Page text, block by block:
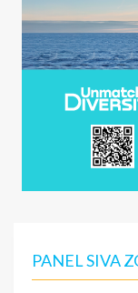
PANEL SIVA